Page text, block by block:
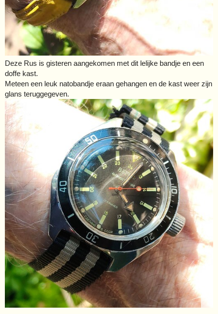
Deze Rus is gisteren aangekomen met dit lelijke bandje en een
doffe kast.
Meteen een leuk natobandje eraan gehangen en de kast weer zijn
glans teruggegeven.